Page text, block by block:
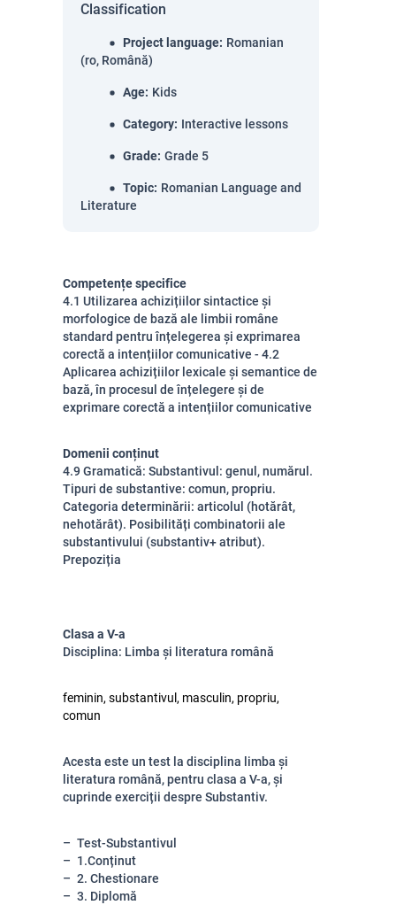
Classification
Project language: Romanian
(ro, Română)
Age: Kids
Category: Interactive lessons
Grade: Grade 5
Topic: Romanian Language and
Literature
Competențe specifice
4.1 Utilizarea achizițiilor sintactice și
morfologice de bază ale limbii române
standard pentru înțelegerea și exprimarea
corectă a intențiilor comunicative - 4.2
Aplicarea achizițiilor lexicale și semantice de
bază, în procesul de înțelegere și de
exprimare corectă a intențiilor comunicative
Domenii conținut
4.9 Gramatică: Substantivul: genul, numărul.
Tipuri de substantive: comun, propriu.
Categoria determinării: articolul (hotărât,
nehotărât). Posibilități combinatorii ale
substantivului (substantiv+ atribut).
Prepoziția
Clasa a V-a
Disciplina: Limba și literatura română
feminin, substantivul, masculin, propriu,
comun
Acesta este un test la disciplina limba și
literatura română, pentru clasa a V-a, și
cuprinde exerciții despre Substantiv.
Test-Substantivul
1.Conținut
2. Chestionare
3. Diplomă